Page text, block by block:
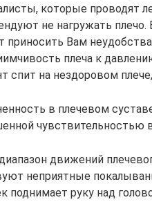
которые проводят
не нагружать
приносить Вам
плеча к
спит на нездоровом
в плечевом
чувствительностью
движений
неприятные
поднимает руку над